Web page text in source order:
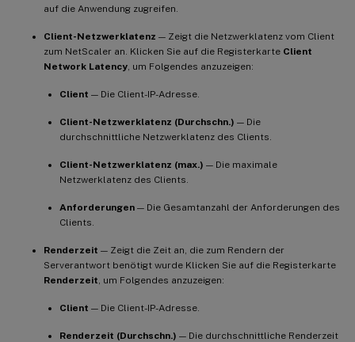
auf die Anwendung zugreifen.
Client-Netzwerklatenz — Zeigt die Netzwerklatenz vom Client
zum NetScaler an. Klicken Sie auf die Registerkarte Client
Network Latency , um Folgendes anzuzeigen:
Client — Die Client-IP-Adresse.
Client-Netzwerklatenz (Durchschn.) — Die
durchschnittliche Netzwerklatenz des Clients.
Client-Netzwerklatenz (max.) — Die maximale
Netzwerklatenz des Clients.
Anforderungen — Die Gesamtanzahl der Anforderungen des
Clients.
Renderzeit — Zeigt die Zeit an, die zum Rendern der
Serverantwort benötigt wurde Klicken Sie auf die Registerkarte
Renderzeit , um Folgendes anzuzeigen:
Client — Die Client-IP-Adresse.
Renderzeit (Durchschn.) — Die durchschnittliche Renderzeit